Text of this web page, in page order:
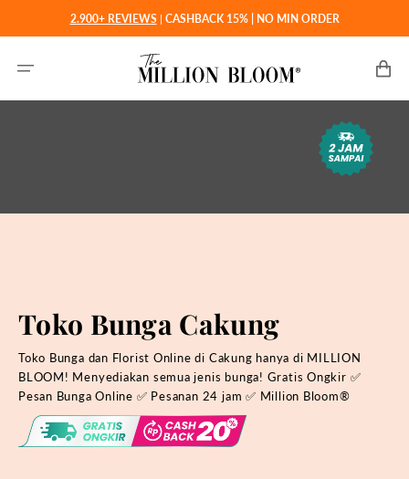
konten
2.900+ REVIEWS | CASHBACK 15% | NO MIN ORDER
Toko Bunga Cakung
Toko Bunga dan Florist Online di Cakung hanya di MILLION
BLOOM! Menyediakan semua jenis bunga! Gratis Ongkir ✅
Pesan Bunga Online ✅ Pesanan 24 jam ✅ Million Bloom®